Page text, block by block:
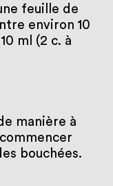
feuille de
environ 10
ml (2 c. à
manière à
bouchées.